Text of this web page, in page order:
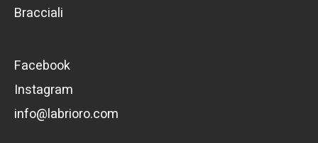
Bracciali
Facebook
Instagram
info@labrioro.com